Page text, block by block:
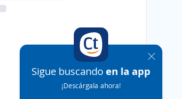
Sigue buscando en la app
¡Descárgala ahora!